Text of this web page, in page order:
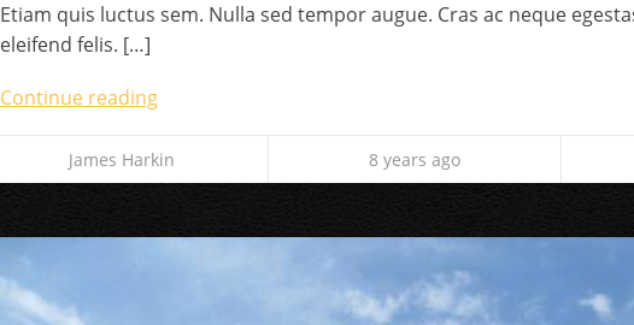
Etiam quis luctus sem. Nulla sed tempor augue. Cras ac neque
eleifend felis. […]
Continue reading
James Harkin 8 years ago